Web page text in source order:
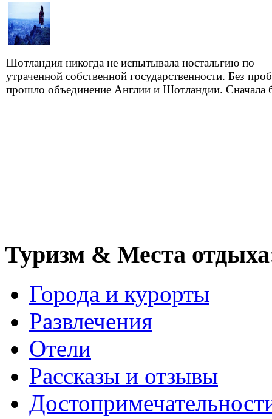
Шотландия никогда не испытывала ностальгию по
утраченной собственной государственности. Без
прошло объединение Англии и Шотландии. Сначала
Туризм & Места
Города и курорты
Развлечения
Отели
Рассказы и отзывы